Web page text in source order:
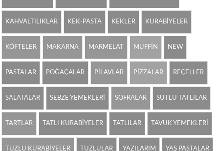
KAHVALTILIKLAR KEK-PASTA KEKLER KURABİYELER
KÖFTELER MAKARNA MARMELAT MUFFİN NEW
PASTALAR POĞAÇALAR PİLAVLAR PİZZALAR REÇELLER
SALATALAR SEBZE YEMEKLERİ SOFRALAR SÜTLÜ TATLILAR
TARTLAR TATLI KURABİYELER TATLILAR TAVUK YEMEKLERİ
TUZLU KURABİYELER TUZLULAR YAZILARIM YAŞ PASTALAR